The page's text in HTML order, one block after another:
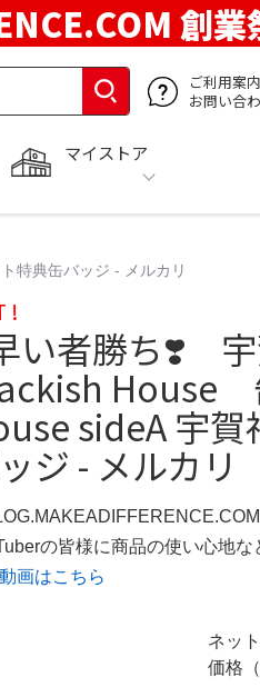
創業
ご利用案内
お問い合
マイストア
典缶バッジ - メルカリ
!
い者勝ち❣️
House
sideA 宇
ジ - メルカリ
の皆様に商品の使い心地な
画はこちら
ネッ
価格